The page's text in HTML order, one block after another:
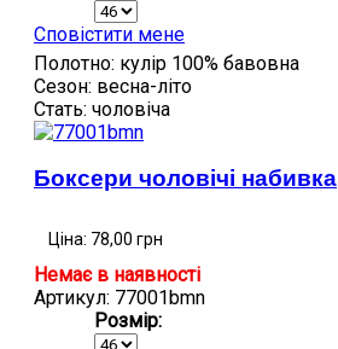
Сповістити мене
Полотно: кулір 100% бавовна
Сезон: весна-літо
Стать: чоловіча
Боксери чоловічі набивка
Ціна: 78,00 грн
Немає в наявності
Артикул: 77001bmn
Розмір: